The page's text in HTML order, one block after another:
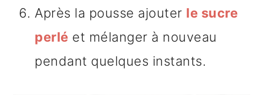
Après la pousse ajouter le sucre
perlé et mélanger à nouveau
pendant quelques instants.